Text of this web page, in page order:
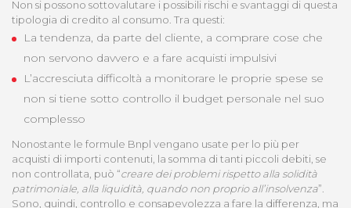
Non si possono sottovalutare i possibili rischi e svantaggi di questa
tipologia di credito al consumo. Tra questi:
La tendenza, da parte del cliente, a comprare cose che
non servono davvero e a fare acquisti impulsivi
L’accresciuta difficoltà a monitorare le proprie spese se
non si tiene sotto controllo il budget personale nel suo
complesso
Nonostante le formule Bnpl vengano usate per lo più per
acquisti di importi contenuti, la somma di tanti piccoli debiti, se
non controllata, può “creare dei problemi rispetto alla solidità
patrimoniale, alla liquidità, quando non proprio all’insolvenza”.
Sono, quindi, controllo e consapevolezza a fare la differenza, ma